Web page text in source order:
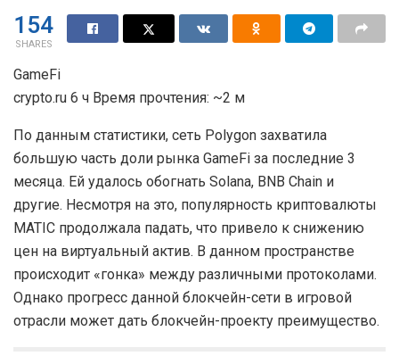
154
SHARES
GameFi
crypto.ru 6 ч Время прочтения: ~2 м
По данным статистики, сеть Polygon захватила
большую часть доли рынка GameFi за последние 3
месяца. Ей удалось обогнать Solana, BNB Chain и
другие. Несмотря на это, популярность криптовалюты
MATIC продолжала падать, что привело к снижению
цен на виртуальный актив. В данном пространстве
происходит «гонка» между различными протоколами.
Однако прогресс данной блокчейн-сети в игровой
отрасли может дать блокчейн-проекту преимущество.